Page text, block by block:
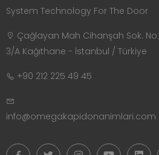
System Technology For The Door
Çağlayan Mah Cihanşah Sok. No:
3/A Kağıthane - İstanbul / Türkiye
+90 212 225 49 45
info@omegakapidonanimlari.com